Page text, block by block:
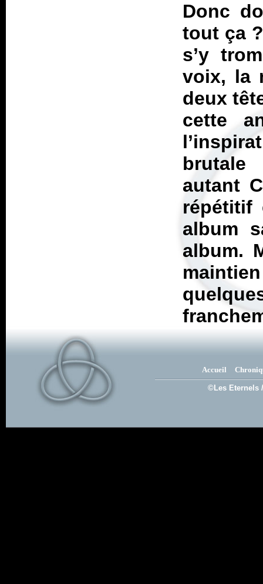
Donc
tout ça
s’y
voix, la
deux
cette
brutale
autant
répétitif
album
album.
Accueil
©Les Eternels